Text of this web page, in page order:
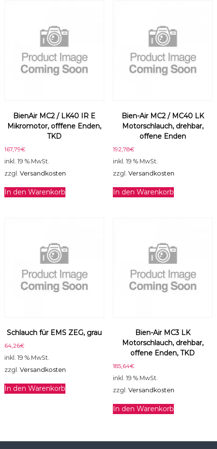
BienAir MC2 / LK40 IR E
Mikromotor, offfene Enden,
TKD
167,79€
inkl. 19 % MwSt.
zzgl. Versandkosten
In den Warenkorb
Bien-Air MC2 / MC40 LK
Motorschlauch, drehbar,
offene Enden
192,78€
inkl. 19 % MwSt.
zzgl. Versandkosten
In den Warenkorb
Schlauch für EMS ZEG, grau
64,26€
inkl. 19 % MwSt.
zzgl. Versandkosten
In den Warenkorb
Bien-Air MC3 LK
Motorschlauch, drehbar,
offene Enden, TKD
185,64€
inkl. 19 % MwSt.
zzgl. Versandkosten
In den Warenkorb